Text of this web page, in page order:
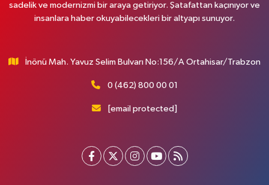
sadelik ve modernizmi bir araya getiriyor. Şatafattan kaçınıyor ve
insanlara haber okuyabilecekleri bir altyapı sunuyor.
İnönü Mah. Yavuz Selim Bulvarı No:156/A Ortahisar/Trabzon
0 (462) 800 00 01
[email protected]